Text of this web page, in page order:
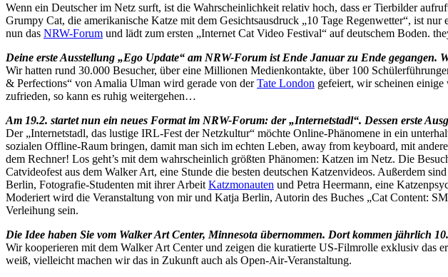
Wenn ein Deutscher im Netz surft, ist die Wahrscheinlichkeit relativ hoch, dass er Tierbilder
Grumpy Cat, die amerikanische Katze mit dem Gesichtsausdruck „10 Tage Regenwetter“, ist
nun das NRW-Forum und lädt zum ersten „Internet Cat Video Festival“ auf deutschem Boden.
Deine erste Ausstellung „Ego Update“ am NRW-Forum ist Ende Januar zu Ende gegangen.
Wir hatten rund 30.000 Besucher, über eine Millionen Medienkontakte, über 100
& Perfections“ von Amalia Ulman wird gerade von derTate London gefeiert, wir scheinen
zufrieden, so kann es ruhig weitergehen…
Am 19.2. startet nun ein neues Format im NRW-Forum: der „Internetstadl“. Dessen erste
Der „Internetstadl, das lustige IRL-Fest der Netzkultur“ möchte Online-Phänomene in ein
sozialen Offline-Raum bringen, damit man sich im echten Leben, away from keyboard, mit
dem Rechner! Los geht’s mit dem wahrscheinlich größten Phänomen: Katzen im Netz. Die
Catvideofest aus dem Walker Art, eine Stunde die besten deutschen Katzenvideos. Außerdem
Berlin, Fotografie-Studenten mit ihrer Arbeit Katzmonauten und Petra Heermann, eine
Moderiert wird die Veranstaltung von mir und Katja Berlin, Autorin des Buches „Cat Content:
Verleihung sein.
Die Idee haben Sie vom Walker Art Center, Minnesota übernommen. Dort kommen jährlich
Wir kooperieren mit dem Walker Art Center und zeigen die kuratierte US-Filmrolle exklusiv das
weiß, vielleicht machen wir das in Zukunft auch als Open-Air-Veranstaltung.